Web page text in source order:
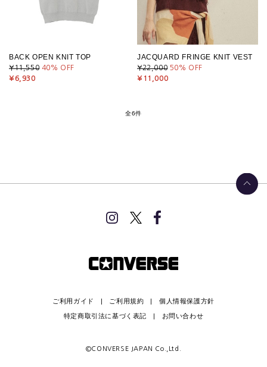
BACK OPEN KNIT TOP
¥11,550 40% OFF
¥6,930
JACQUARD FRINGE KNIT VEST
¥22,000 50% OFF
¥11,000
全6件
ご利用ガイド ご利用規約 個人情報保護方針
特定商取引法に基づく表記 お問い合わせ
©CONVERSE JAPAN Co.,Ltd.